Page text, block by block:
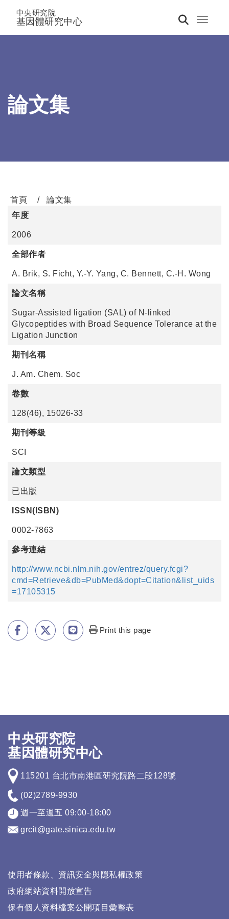
Toggle
中央研究院
基因體研究中心
論文集
首頁
論文集
年度
2006
全部作者
A. Brik, S. Ficht, Y.-Y. Yang, C. Bennett, C.-H. Wong
論文名稱
Sugar-Assisted ligation (SAL) of N-linked
Glycopeptides with Broad Sequence Tolerance at the
Ligation Junction
期刊名稱
J. Am. Chem. Soc
卷數
128(46), 15026-33
期刊等級
SCI
論文類型
已出版
ISSN(ISBN)
0002-7863
參考連結
http://www.ncbi.nlm.nih.gov/entrez/query.fcgi?
cmd=Retrieve&db=PubMed&dopt=Citation&list_uids
=17105315
Print this page
中央研究院
基因體研究中心
115201 台北市南港區研究院路二段128號
(02)2789-9930
週一至週五 09:00-18:00
grcit@gate.sinica.edu.tw
使用者條款、資訊安全與隱私權政策
政府網站資料開放宣告
保有個人資料檔案公開項目彙整表